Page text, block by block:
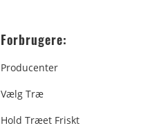
Forbrugere:
Producenter
Vælg Træ
Hold Træet Friskt